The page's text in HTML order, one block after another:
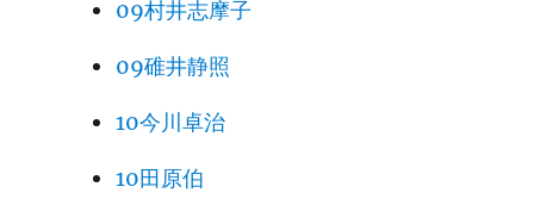
09村井志摩子
09碓井静照
10今川卓治
10田原伯